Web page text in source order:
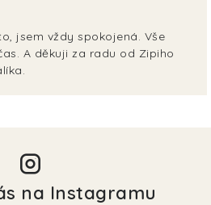
jsem vždy spokojená. Vše
A děkuji za radu od Zipiho
na Instagramu